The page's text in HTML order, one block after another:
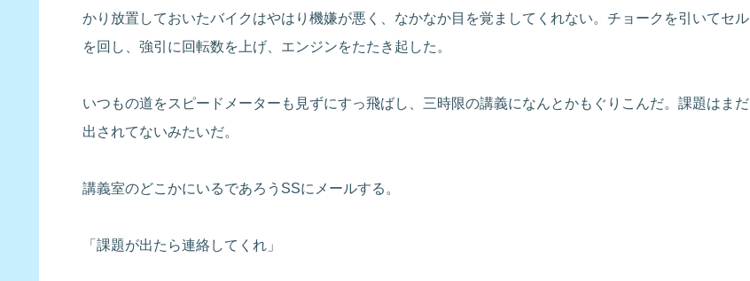
かり放置しておいたバイクはやはり機嫌が悪く、なかなか目を覚ましてくれない。チョークを引いてセル
を回し、強引に回転数を上げ、エンジンをたたき起した。
いつもの道をスピードメーターも見ずにすっ飛ばし、三時限の講義になんとかもぐりこんだ。課題はまだ
出されてないみたいだ。
講義室のどこかにいるであろうSSにメールする。
「課題が出たら連絡してくれ」